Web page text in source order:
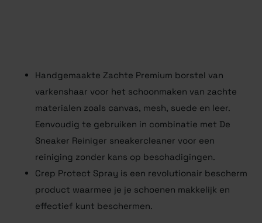
Handgemaakte Zachte Premium borstel van
varkenshaar voor het schoonmaken van zachte
materialen zoals canvas, mesh, suede en leer.
Eenvoudig te gebruiken in combinatie met De
Sneaker Reiniger sneakercleaner voor een
reiniging zonder kans op beschadigingen.
Crep Protect Spray is een revolutionair bescherm
product waarmee je je schoenen makkelijk en
effectief kunt beschermen.